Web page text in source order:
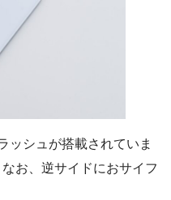
ッシュが搭載されていま
お、逆サイドにおサイフ